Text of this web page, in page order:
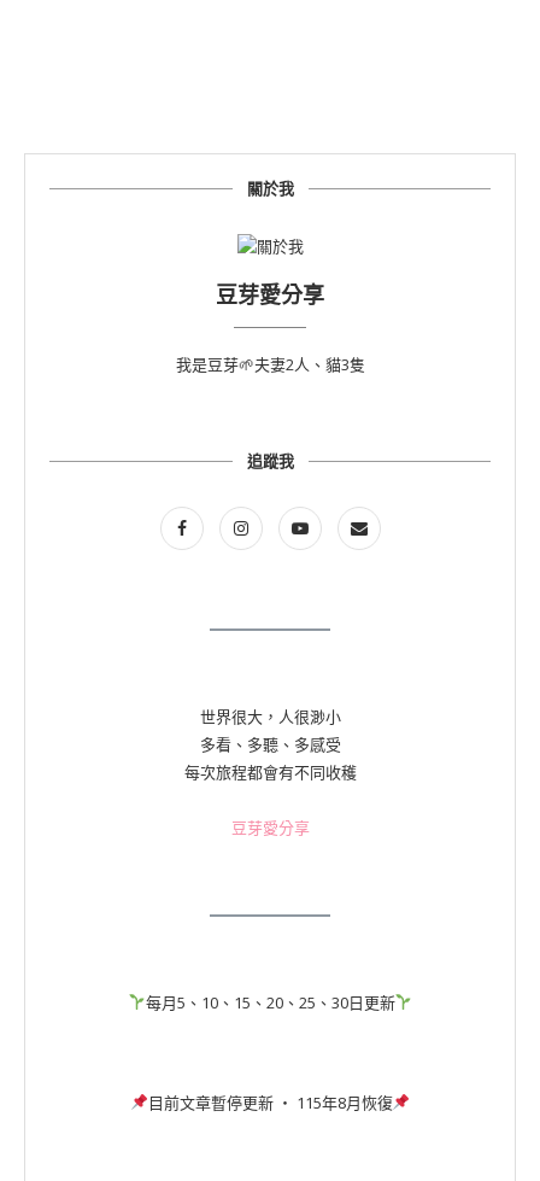
關於我
豆芽愛分享
我是豆芽🌱夫妻2人、貓3隻
追蹤我
世界很大，人很渺小
多看、多聽、多感受
每次旅程都會有不同收穫
豆芽愛分享
每月5、10、15、20、25、30日更新
目前文章暫停更新 ‧ 115年8月恢復